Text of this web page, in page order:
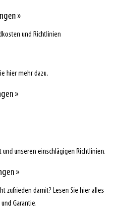
»
und Richtlinien
hier mehr dazu.
»
und unseren einschlägigen Richtlinien.
»
zufrieden damit? Lesen Sie hier alles
Garantie.